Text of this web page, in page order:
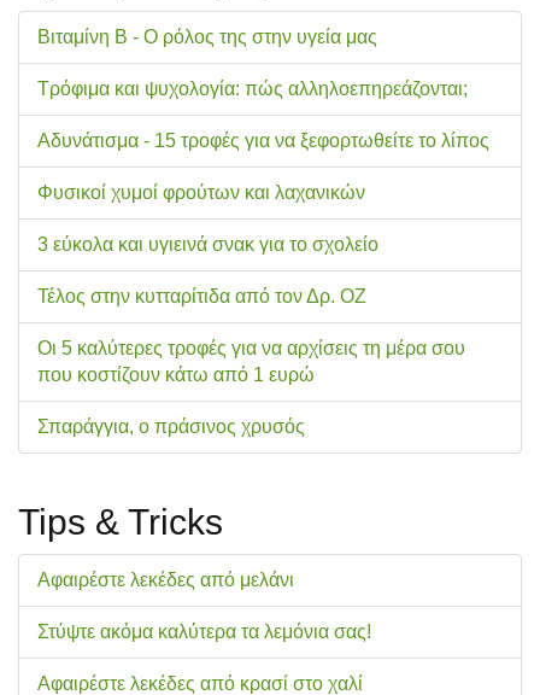
Βιταμίνη Β - Ο ρόλος της στην υγεία μας
Τρόφιμα και ψυχολογία: πώς αλληλοεπηρεάζονται;
Αδυνάτισμα - 15 τροφές για να ξεφορτωθείτε το λίπος
Φυσικοί χυμοί φρούτων και λαχανικών
3 εύκολα και υγιεινά σνακ για το σχολείo
Τέλος στην κυτταρίτιδα από τον Δρ. ΟΖ
Οι 5 καλύτερες τροφές για να αρχίσεις τη μέρα σου
που κοστίζουν κάτω από 1 ευρώ
Σπαράγγια, ο πράσινος χρυσός
Tips & Tricks
Αφαιρέστε λεκέδες από μελάνι
Στύψτε ακόμα καλύτερα τα λεμόνια σας!
Αφαιρέστε λεκέδες από κρασί στο χαλί